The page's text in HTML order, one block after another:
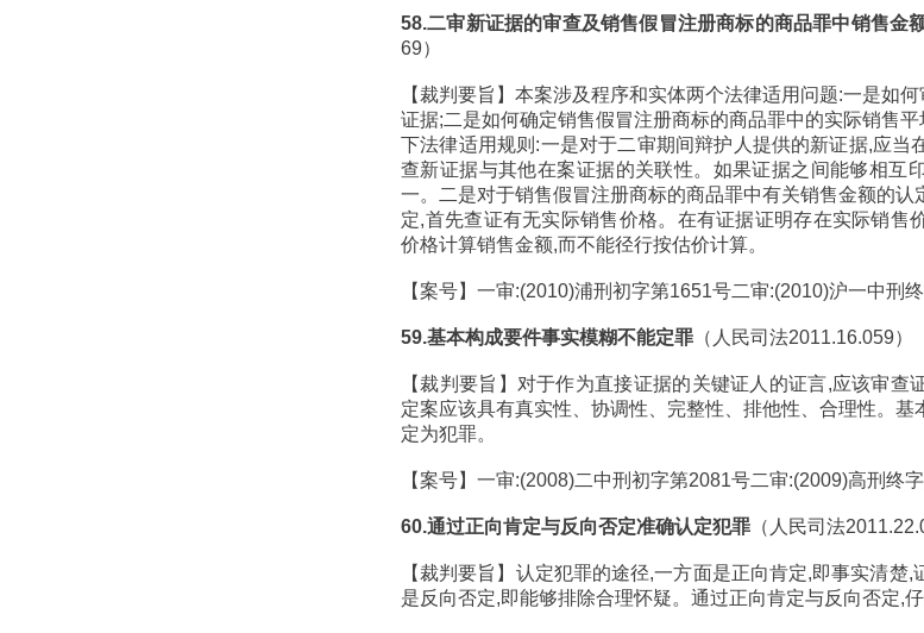
58.二审新证据的审查及销售假冒注册商标的商品罪中销售金
69）
【裁判要旨】本案涉及程序和实体两个法律适用问题:一是如
证据;二是如何确定销售假冒注册商标的商品罪中的实际销售
下法律适用规则:一是对于二审期间辩护人提供的新证据,应当
查新证据与其他在案证据的关联性。如果证据之间能够相互
一。二是对于销售假冒注册商标的商品罪中有关销售金额的认
定,首先查证有无实际销售价格。在有证据证明存在实际销售
价格计算销售金额,而不能径行按估价计算。
【案号】一审:(2010)浦刑初字第1651号二审:(2010)沪一中刑
59.基本构成要件事实模糊不能定罪 （人民司法2011.16.059）
【裁判要旨】对于作为直接证据的关键证人的证言,应该审查
定案应该具有真实性、协调性、完整性、排他性、合理性。基
定为犯罪。
【案号】一审:(2008)二中刑初字第2081号二审:(2009)高刑终
60.通过正向肯定与反向否定准确认定犯罪 （人民司法
【裁判要旨】认定犯罪的途径,一方面是正向肯定,即事实清楚
是反向否定,即能够排除合理怀疑。通过正向肯定与反向否定,